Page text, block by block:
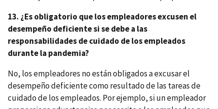
13. ¿Es obligatorio que los empleadores excusen el
desempeño deficiente si se debe a las
responsabilidades de cuidado de los empleados
durante la pandemia?
No, los empleadores no están obligados a excusar el
desempeño deficiente como resultado de las tareas de
cuidado de los empleados. Por ejemplo, si un empleador